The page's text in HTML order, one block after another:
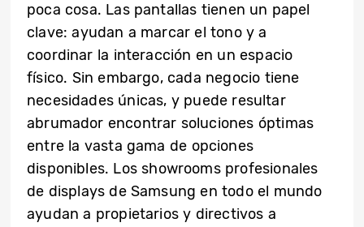
poca cosa. Las pantallas tienen un papel
clave: ayudan a marcar el tono y a
coordinar la interacción en un espacio
físico. Sin embargo, cada negocio tiene
necesidades únicas, y puede resultar
abrumador encontrar soluciones óptimas
entre la vasta gama de opciones
disponibles. Los showrooms profesionales
de displays de Samsung en todo el mundo
ayudan a propietarios y directivos a